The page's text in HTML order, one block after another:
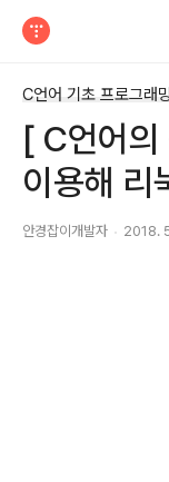
C언어 기초 프로그래
[ C언어
이용해 리
안경잡이개발자 2018.